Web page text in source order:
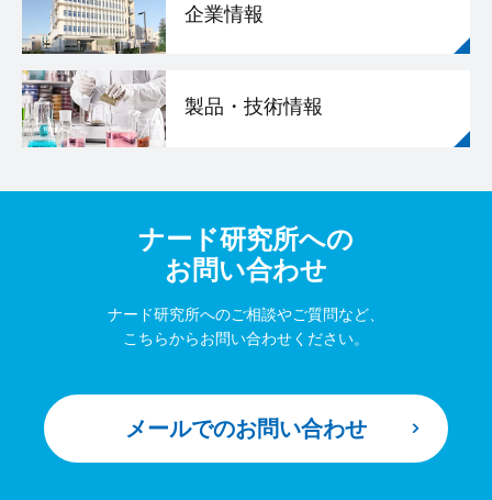
企業情報
製品・技術情報
ナード研究所への
お問い合わせ
ナード研究所へのご相談やご質問など、
こちらからお問い合わせください。
メールでのお問い合わせ